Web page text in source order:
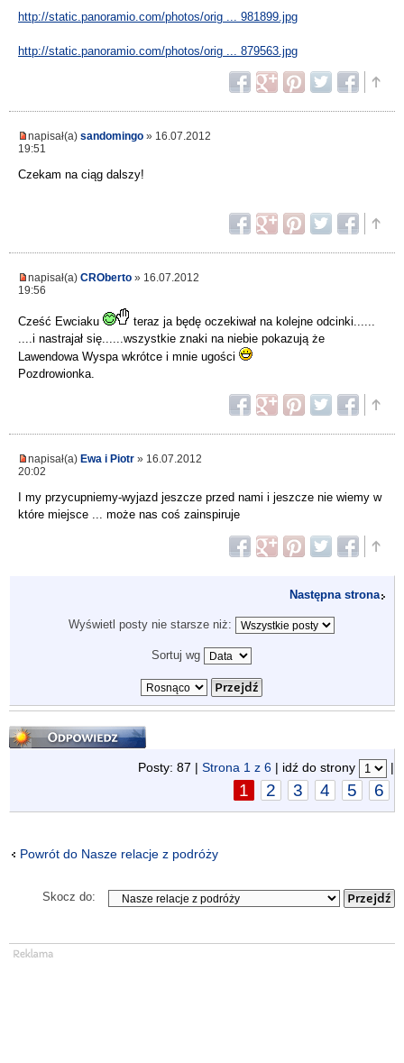
http://static.panoramio.com/photos/orig ... 981899.jpg
http://static.panoramio.com/photos/orig ... 879563.jpg
napisał(a) sandomingo » 16.07.2012
19:51
Czekam na ciąg dalszy!
napisał(a) CROberto » 16.07.2012
19:56
Cześć Ewciaku
teraz ja będę oczekiwał na kolejne odcinki......
....i nastrajał się......wszystkie znaki na niebie pokazują że
Lawendowa Wyspa wkrótce i mnie ugości
Pozdrowionka.
napisał(a) Ewa i Piotr » 16.07.2012
20:02
I my przycupniemy-wyjazd jeszcze przed nami i jeszcze nie wiemy w
które miejsce ... może nas coś zainspiruje
Następna strona
Wyświetl posty nie starsze niż:
Sortuj wg
Odpowiedz
Posty: 87 | Strona 1 z 6 | idź do strony |
1 2 3 4 5 6
Powrót do Nasze relacje z podróży
Skocz do: